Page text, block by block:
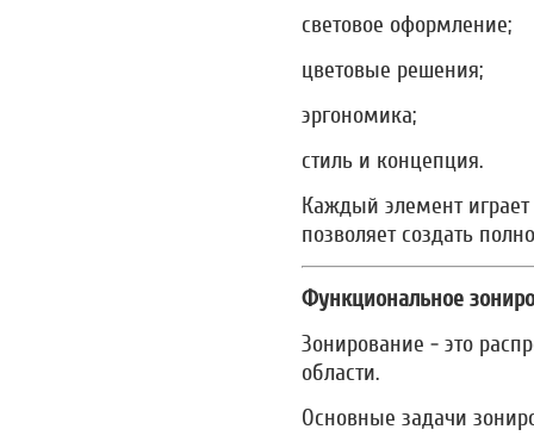
световое оформление;
цветовые решения;
эргономика;
стиль и концепция.
Каждый элемент играет
позволяет создать
Функциональное
Зонирование - это
области.
Основные задачи